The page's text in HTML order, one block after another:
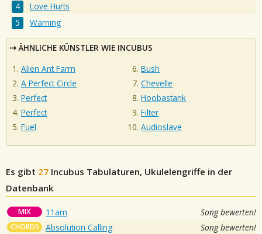
Love Hurts
Warning
ÄHNLICHE KÜNSTLER WIE INCUBUS
Alien Ant Farm
A Perfect Circle
Perfect
Perfect
Fuel
Bush
Chevelle
Hoobastank
Filter
Audioslave
Es gibt 27 Incubus Tabulaturen, Ukulelengriffe in der
Datenbank
MIX 11am Song bewerten!
CHORDS Absolution Calling Song bewerten!